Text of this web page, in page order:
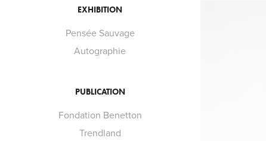
EXHIBITION
Pensée Sauvage
Autographie
PUBLICATION
Fondation Benetton
Trendland